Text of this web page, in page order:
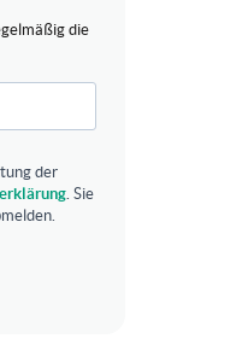
die
der
. Sie